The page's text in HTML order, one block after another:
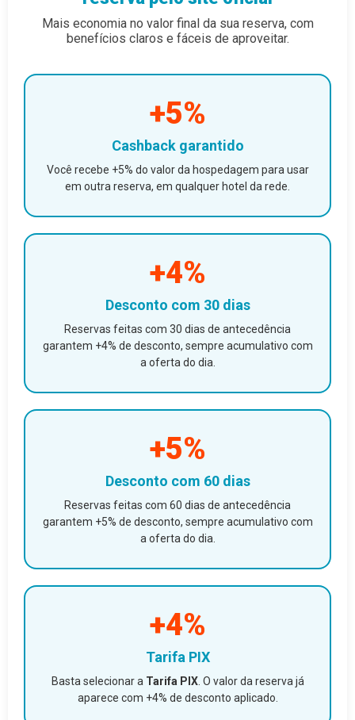
Mais economia no valor final da sua reserva, com
benefícios claros e fáceis de aproveitar.
+5%
Cashback garantido
Você recebe +5% do valor da hospedagem para usar
em outra reserva, em qualquer hotel da rede.
+4%
Desconto com 30 dias
Reservas feitas com 30 dias de antecedência
garantem +4% de desconto, sempre acumulativo com
a oferta do dia.
+5%
Desconto com 60 dias
Reservas feitas com 60 dias de antecedência
garantem +5% de desconto, sempre acumulativo com
a oferta do dia.
+4%
Tarifa PIX
Basta selecionar a Tarifa PIX. O valor da reserva já
aparece com +4% de desconto aplicado.